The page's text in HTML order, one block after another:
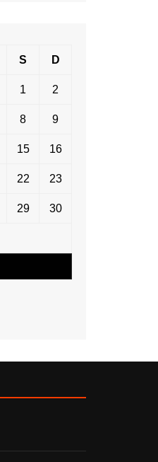
S D
1 2
8 9
15 16
22 23
29 30